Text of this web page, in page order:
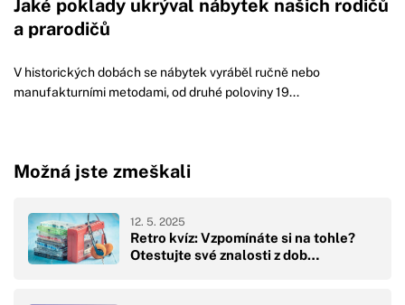
Jaké poklady ukrýval nábytek našich rodičů
a prarodičů
V historických dobách se nábytek vyráběl ručně nebo
manufakturními metodami, od druhé poloviny 19...
Možná jste zmeškali
Retro kvíz: Vzpomínáte si na tohle?
Otestujte své znalosti z dob…
12. 5. 2025